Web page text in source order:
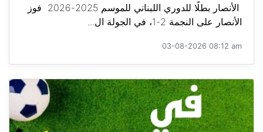
الأنصار بطلًا للدوري اللبناني للموسم 2025-2026 فوز
الأنصار على النجمة 2-1، في الجولة ال...
03-08-2026 08:12 am